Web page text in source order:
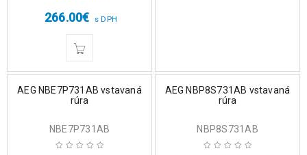
266.00€ s DPH
AEG NBE7P731AB vstavaná
rúra
NBE7P731AB
AEG NBP8S731AB vstavaná
rúra
NBP8S731AB